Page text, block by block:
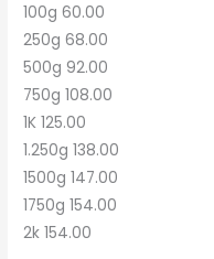
100g 60.00
250g 68.00
500g 92.00
750g 108.00
1K 125.00
1.250g 138.00
1500g 147.00
1750g 154.00
2k 154.00